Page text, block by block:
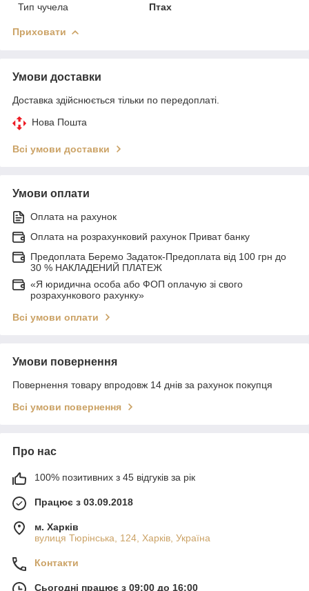
Тип чучела
Птах
Приховати
Умови доставки
Доставка здійснюється тільки по передоплаті.
Нова Пошта
Всі умови доставки
Умови оплати
Оплата на рахунок
Оплата на розрахунковий рахунок Приват банку
Предоплата Беремо Задаток-Предоплата від 100 грн до
30 % НАКЛАДЕНИЙ ПЛАТЕЖ
«Я юридична особа або ФОП оплачую зі свого
розрахункового рахунку»
Всі умови оплати
Умови повернення
Повернення товару впродовж 14 днів за рахунок покупця
Всі умови повернення
Про нас
100% позитивних з 45 відгуків за рік
Працює з 03.09.2018
м. Харків
вулиця Тюрінська, 124, Харків, Україна
Контакти
Сьогодні працює з 09:00 до 16:00